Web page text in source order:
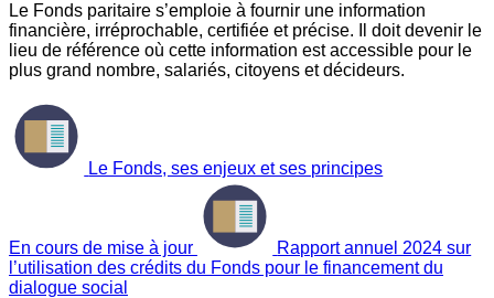
Le Fonds paritaire s’emploie à fournir une information
financière, irréprochable, certifiée et précise. Il doit devenir le
lieu de référence où cette information est accessible pour le
plus grand nombre, salariés, citoyens et décideurs.
Le Fonds, ses enjeux et ses principes
En cours de mise à jour
Rapport annuel 2024 sur
l’utilisation des crédits du Fonds pour le financement du
dialogue social